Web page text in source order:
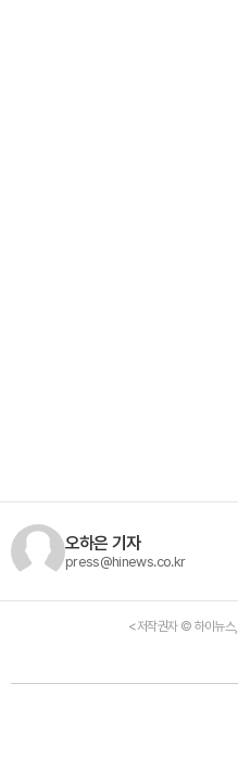
오하은 기자
press@hinews.co.kr
<저작권자 © 하이뉴스